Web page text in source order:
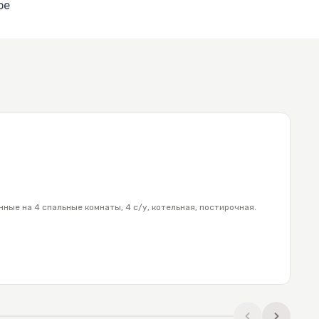
массив
все
на 4 спальные комнаты, 4 с/у, котельная, постирочная.